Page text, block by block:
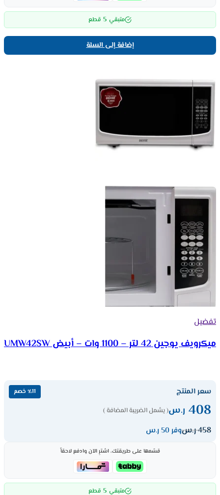
متبقي 5 قطع
إضافة إلى السلة
تفضيل
ميكرويف يوجين 42 لتر – 1100 وات – أبيض UMW42SW
سعر المنتج ٪11 خصم
408 ر.س( يشمل الضريبة المضافة )
458ر.سوفر 50 ر.س
قسّمها على طريقتك، اشترِ الآن وادفع لاحقاً
متبقي 5 قطع